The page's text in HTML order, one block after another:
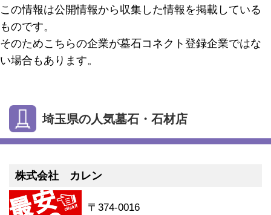
この情報は公開情報から収集した情報を掲載している
ものです。
そのためこちらの企業が墓石コネクト登録企業ではな
い場合もあります。
埼玉県の人気墓石・石材店
株式会社 カレン
〒374-0016